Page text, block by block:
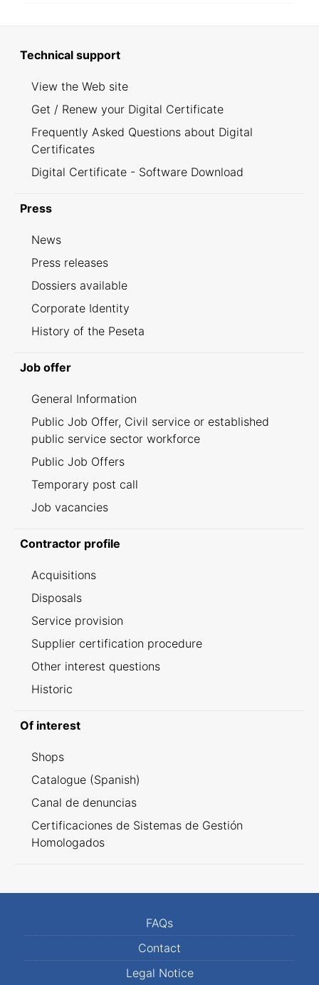
Technical support
View the Web site
Get / Renew your Digital Certificate
Frequently Asked Questions about Digital
Certificates
Digital Certificate - Software Download
Press
News
Press releases
Dossiers available
Corporate Identity
History of the Peseta
Job offer
General Information
Public Job Offer, Civil service or established
public service sector workforce
Public Job Offers
Temporary post call
Job vacancies
Contractor profile
Acquisitions
Disposals
Service provision
Supplier certification procedure
Other interest questions
Historic
Of interest
Shops
Catalogue (Spanish)
Canal de denuncias
Certificaciones de Sistemas de Gestión
Homologados
FAQs
Contact
Legal Notice